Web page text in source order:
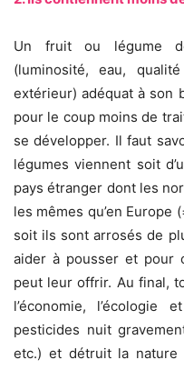
Un fruit ou légume
(luminosité, eau,
extérieur) adéquat à son
pour le coup moins de
se développer. Il faut
légumes viennent soit
pays étranger dont les
les mêmes qu’en
soit ils sont arrosés de
aider à pousser et pour
peut leur offrir. Au final,
l’économie,
pesticides nuit
etc.) et détruit la nature